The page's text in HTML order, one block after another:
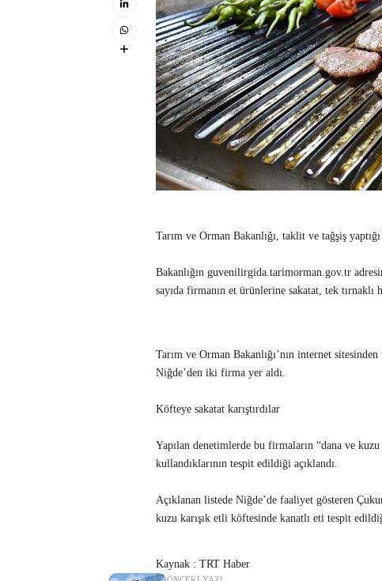
Tarım ve Orman Bakanlığı, taklit ve tağşiş
Bakanlığın guvenilirgida.tarimorman.gov.tr
sayıda firmanın et ürünlerine sakatat, tek tırnaklı
Tarım ve Orman Bakanlığı’nın internet
Niğde’den iki firma yer aldı.
Köfteye sakatat karıştırdılar
Yapılan denetimlerde bu firmaların “dana ve
kullandıklarının tespit edildiği açıklandı.
Açıklanan listede Niğde’de faaliyet gösteren
kuzu karışık etli köftesinde kanatlı eti tespit
Kaynak : TRT Haber